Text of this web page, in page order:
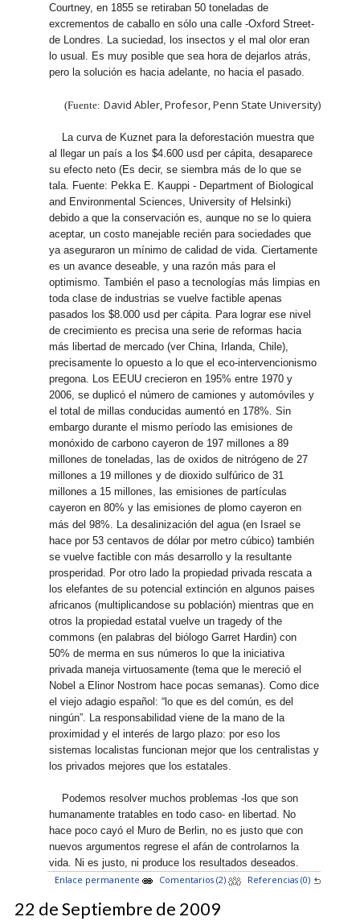
Courtney, en 1855 se retiraban 50 toneladas de
excrementos de caballo en sólo una calle -Oxford Street-
de Londres. La suciedad, los insectos y el mal olor eran
lo usual. Es muy posible que sea hora de dejarlos atrás,
pero la solución es hacia adelante, no hacia el pasado.
(Fuente: David Abler, Profesor, Penn State University)
La curva de Kuznet para la deforestación muestra que
al llegar un país a los $4.600 usd per cápita, desaparece
su efecto neto (Es decir, se siembra más de lo que se
tala. Fuente: Pekka E. Kauppi - Department of Biological
and Environmental Sciences, University of Helsinki)
debido a que la conservación es, aunque no se lo quiera
aceptar, un costo manejable recién para sociedades que
ya aseguraron un mínimo de calidad de vida. Ciertamente
es un avance deseable, y una razón más para el
optimismo. También el paso a tecnologías más limpias en
toda clase de industrias se vuelve factible apenas
pasados los $8.000 usd per cápita. Para lograr ese nivel
de crecimiento es precisa una serie de reformas hacia
más libertad de mercado (ver China, Irlanda, Chile),
precisamente lo opuesto a lo que el eco-intervencionismo
pregona. Los EEUU crecieron en 195% entre 1970 y
2006, se duplicó el número de camiones y automóviles y
el total de millas conducidas aumentó en 178%. Sin
embargo durante el mismo período las emisiones de
monóxido de carbono cayeron de 197 millones a 89
millones de toneladas, las de oxidos de nitrógeno de 27
millones a 19 millones y de dioxido sulfúrico de 31
millones a 15 millones, las emisiones de partículas
cayeron en 80% y las emisiones de plomo cayeron en
más del 98%. La desalinización del agua (en Israel se
hace por 53 centavos de dólar por metro cúbico) también
se vuelve factible con más desarrollo y la resultante
prosperidad. Por otro lado la propiedad privada rescata a
los elefantes de su potencial extinción en algunos paises
africanos (multiplicandose su población) mientras que en
otros la propiedad estatal vuelve un tragedy of the
commons (en palabras del biólogo Garret Hardin) con
50% de merma en sus números lo que la iniciativa
privada maneja virtuosamente (tema que le mereció el
Nobel a Elinor Nostrom hace pocas semanas). Como dice
el viejo adagio español: “lo que es del común, es del
ningún”. La responsabilidad viene de la mano de la
proximidad y el interés de largo plazo: por eso los
sistemas localistas funcionan mejor que los centralistas y
los privados mejores que los estatales.
Podemos resolver muchos problemas -los que son
humanamente tratables en todo caso- en libertad. No
hace poco cayó el Muro de Berlin, no es justo que con
nuevos argumentos regrese el afán de controlarnos la
vida. Ni es justo, ni produce los resultados deseados.
Enlace permanente
Comentarios (2) Referencias (0)
22 de Septiembre de 2009